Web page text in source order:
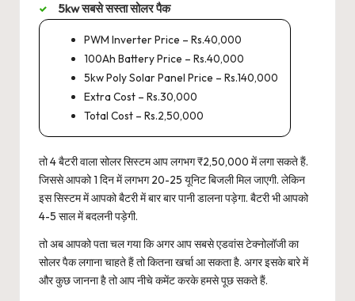
5kw सबसे सस्ता सोलर पैक
PWM Inverter Price – Rs.40,000
100Ah Battery Price – Rs.40,000
5kw Poly Solar Panel Price – Rs.140,000
Extra Cost – Rs.30,000
Total Cost – Rs.2,50,000
तो 4 बैटरी वाला सोलर सिस्टम आप लगभग ₹2,50,000 में लगा सकते हैं.
जिससे आपको 1 दिन में लगभग 20-25 यूनिट बिजली मिल जाएगी. लेकिन
इस सिस्टम में आपको बैटरी में बार बार पानी डालना पड़ेगा. बैटरी भी आपको
4-5 साल में बदलनी पड़ेगी.
तो अब आपको पता चल गया कि अगर आप सबसे एडवांस टेक्नोलॉजी का
सोलर पैक लगाना चाहते हैं तो कितना खर्चा आ सकता है. अगर इसके बारे में
और कुछ जानना है तो आप नीचे कमेंट करके हमसे पूछ सकते हैं.